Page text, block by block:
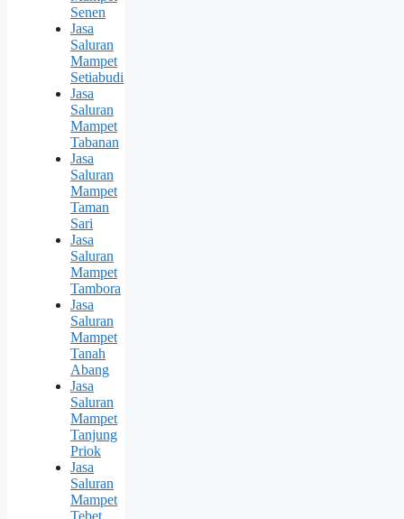
Senen
Jasa
Saluran
Mampet
Setiabudi
Jasa
Saluran
Mampet
Tabanan
Jasa
Saluran
Mampet
Taman
Sari
Jasa
Saluran
Mampet
Tambora
Jasa
Saluran
Mampet
Tanah
Abang
Jasa
Saluran
Mampet
Tanjung
Priok
Jasa
Saluran
Mampet
Tebet